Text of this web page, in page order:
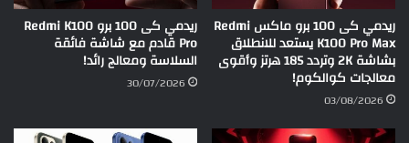
ريدمي كى 100 برو ماكس Redmi
K100 Pro Max يستعد للانطلاق
بشاشة 2K وتردد 185 هرتز وأقوى
معالجات كوالكوم!
03/08/2026
ريدمي كى 100 برو Redmi K100
Pro قادم مع شاشة فائقة
السلاسة ومعالج رائد!
30/07/2026